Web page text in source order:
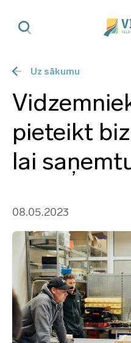
Uz sākumu
pieteikt
lai
08.05.2023